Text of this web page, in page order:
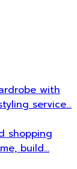
with
service…
shopping
build…